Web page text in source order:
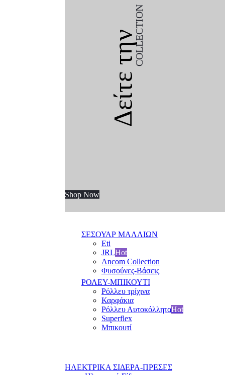
Δείτε τηνCOLLECTION
Shop Now
ΣΕΣΟΥΑΡ ΜΑΛΛΙΩΝ
Eti
JRLHot
Ancom Collection
Φυσούνες-Βάσεις
ΡΟΛΕΥ-ΜΠΙΚΟΥΤΙ
Ρόλλευ τρίχινα
Καρφάκια
Ρόλλευ ΑυτοκόλληταHot
Superflex
Μπικουτί
ΗΛΕΚΤΡΙΚΑ ΣΙΔΕΡΑ-ΠΡΕΣΕΣ